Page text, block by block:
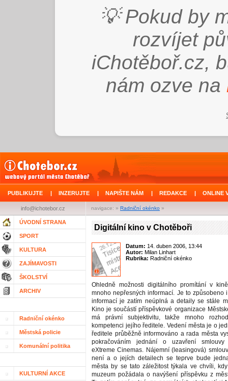
💡 Pokud by
rozvíjet
iChotěboř.cz,
nám ozve na
PUBLIKUJTE | INZERUJTE | NAPIŠTE NÁM | REDAKCE | ONLINE
navigace: » Radniční okénko »
info@ichotebor.cz
ÚVODNÍ STRANA
SPORT
KULTURA
ZAJÍMAVOSTI
ŠKOLSTVÍ
ARCHIV
Radniční okénko
Městská policie
Komunální politika
KULTURNÍ AKCE
Digitální kino v Chotěboři
Datum: 14. duben 2006, 13:44
Autor: Milan Linhart
Rubrika: Radniční okénko
Ohledně možnosti digitálního promítání v
mnoho nepřesných informací. Je to způsobeno
informací je zatím neúplná a detaily se stále
Kino je součástí příspěvkové organizace
má právní subjektivitu, takže mnoho
kompetenci jejího ředitele. Vedení města je o
ředitele průběžně informováno a rada města
pokračováním jednání o uzavření
eXtreme Cinemas. Nájemní (leasingová)
není a o jejích detailech se teprve bude
města by se tato záležitost týkala ve chvíli,
muzeum požádala o navýšení příspěvku z